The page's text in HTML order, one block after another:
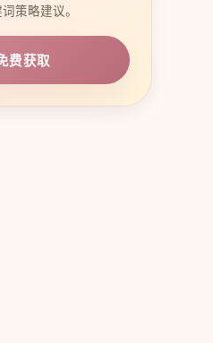
策略建议。
费获取